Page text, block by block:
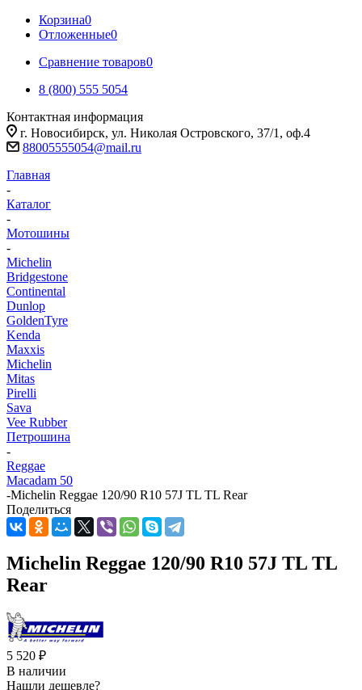
Корзина0
Отложенные0
Сравнение товаров0
8 (800) 555 5054
Контактная информация
г. Новосибирск, ул. Николая Островского, 37/1, оф.4
88005555054@mail.ru
Главная
-
Каталог
-
Мотошины
-
Michelin
Bridgestone
Continental
Dunlop
GoldenTyre
Kenda
Maxxis
Michelin
Mitas
Pirelli
Sava
Vee Rubber
Петрошина
-
Reggae
Macadam 50
-Michelin Reggae 120/90 R10 57J TL TL Rear
Поделиться
Michelin Reggae 120/90 R10 57J TL TL
Rear
5 520 ₽
В наличии
Нашли дешевле?